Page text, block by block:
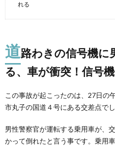
れる
道路わきの信号機に
る、車が衝突！信号
この事故が起こったのは、27日の
市丸子の国道４号にある交差点でし
男性警察官が運転する乗用車が、
かって倒れたと言う事です。乗用